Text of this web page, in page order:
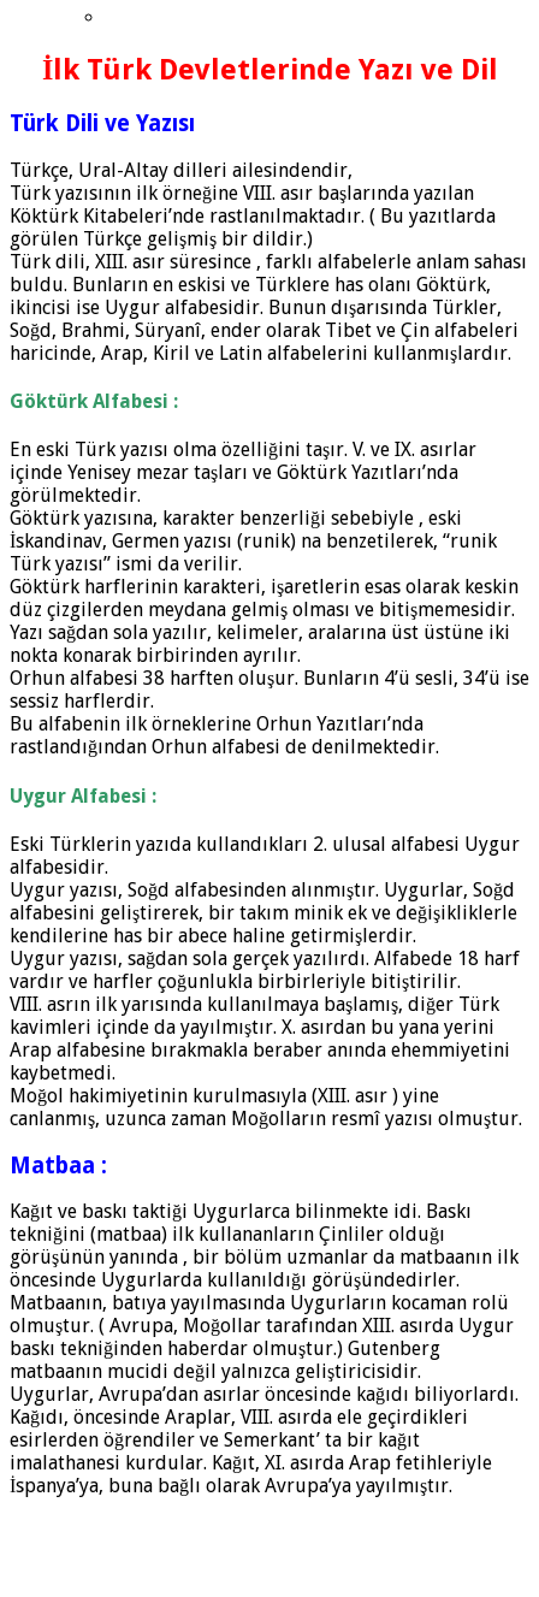
İlk Türk Devletlerinde Yazı ve Dil
Türk Dili ve Yazısı
Türkçe, Ural-Altay dilleri ailesindendir,
Türk yazısının ilk örneğine VIII. asır başlarında yazılan
Köktürk Kitabeleri’nde rastlanılmaktadır. ( Bu yazıtlarda
görülen Türkçe gelişmiş bir dildir.)
Türk dili, XIII. asır süresince , farklı alfabelerle anlam sahası
buldu. Bunların en eskisi ve Türklere has olanı Göktürk,
ikincisi ise Uygur alfabesidir. Bunun dışarısında Türkler,
Soğd, Brahmi, Süryanî, ender olarak Tibet ve Çin alfabeleri
haricinde, Arap, Kiril ve Latin alfabelerini kullanmışlardır.
Göktürk Alfabesi :
En eski Türk yazısı olma özelliğini taşır. V. ve IX. asırlar
içinde Yenisey mezar taşları ve Göktürk Yazıtları’nda
görülmektedir.
Göktürk yazısına, karakter benzerliği sebebiyle , eski
İskandinav, Germen yazısı (runik) na benzetilerek, “runik
Türk yazısı” ismi da verilir.
Göktürk harflerinin karakteri, işaretlerin esas olarak keskin
düz çizgilerden meydana gelmiş olması ve bitişmemesidir.
Yazı sağdan sola yazılır, kelimeler, aralarına üst üstüne iki
nokta konarak birbirinden ayrılır.
Orhun alfabesi 38 harften oluşur. Bunların 4’ü sesli, 34’ü ise
sessiz harflerdir.
Bu alfabenin ilk örneklerine Orhun Yazıtları’nda
rastlandığından Orhun alfabesi de denilmektedir.
Uygur Alfabesi :
Eski Türklerin yazıda kullandıkları 2. ulusal alfabesi Uygur
alfabesidir.
Uygur yazısı, Soğd alfabesinden alınmıştır. Uygurlar, Soğd
alfabesini geliştirerek, bir takım minik ek ve değişikliklerle
kendilerine has bir abece haline getirmişlerdir.
Uygur yazısı, sağdan sola gerçek yazılırdı. Alfabede 18 harf
vardır ve harfler çoğunlukla birbirleriyle bitiştirilir.
VIII. asrın ilk yarısında kullanılmaya başlamış, diğer Türk
kavimleri içinde da yayılmıştır. X. asırdan bu yana yerini
Arap alfabesine bırakmakla beraber anında ehemmiyetini
kaybetmedi.
Moğol hakimiyetinin kurulmasıyla (XIII. asır ) yine
canlanmış, uzunca zaman Moğolların resmî yazısı olmuştur.
Matbaa :
Kağıt ve baskı taktiği Uygurlarca bilinmekte idi. Baskı
tekniğini (matbaa) ilk kullananların Çinliler olduğı
görüşünün yanında , bir bölüm uzmanlar da matbaanın ilk
öncesinde Uygurlarda kullanıldığı görüşündedirler.
Matbaanın, batıya yayılmasında Uygurların kocaman rolü
olmuştur. ( Avrupa, Moğollar tarafından XIII. asırda Uygur
baskı tekniğinden haberdar olmuştur.) Gutenberg
matbaanın mucidi değil yalnızca geliştiricisidir.
Uygurlar, Avrupa’dan asırlar öncesinde kağıdı biliyorlardı.
Kağıdı, öncesinde Araplar, VIII. asırda ele geçirdikleri
esirlerden öğrendiler ve Semerkant’ ta bir kağıt
imalathanesi kurdular. Kağıt, XI. asırda Arap fetihleriyle
İspanya’ya, buna bağlı olarak Avrupa’ya yayılmıştır.